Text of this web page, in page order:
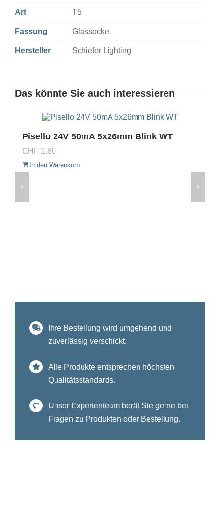
Art T5
Fassung Glassockel
Hersteller Schiefer Lighting
Das könnte Sie auch interessieren
Pisello 24V 50mA 5x26mm Blink WT
CHF 1.80
In den Warenkorb
Ihre Bestellung wird umgehend und
zuverlässig verschickt.
Alle Produkte entsprechen höchsten
Qualitätsstandards.
Unser Expertenteam berät Sie gerne bei
Fragen zu Produkten oder Bestellung.